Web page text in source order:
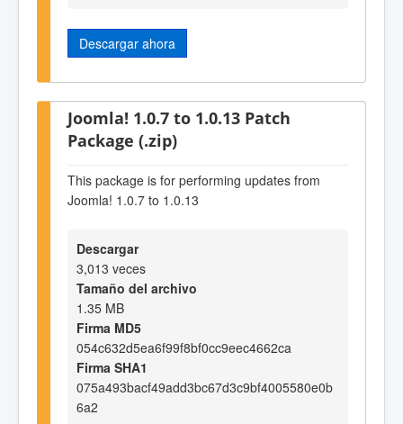
Descargar ahora
Joomla! 1.0.7 to 1.0.13 Patch
Package (.zip)
This package is for performing updates from
Joomla! 1.0.7 to 1.0.13
Descargar
3,013 veces
Tamaño del archivo
1.35 MB
Firma MD5
054c632d5ea6f99f8bf0cc9eec4662ca
Firma SHA1
075a493bacf49add3bc67d3c9bf4005580e0b
6a2